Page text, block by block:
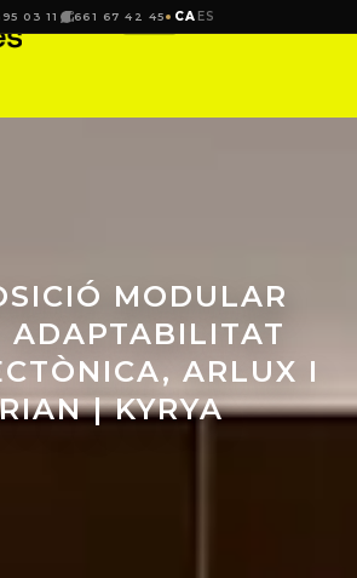
03 11 661 67 42 45 CA ES
MODULAR
ADAPTABILITAT
ARLUX I
| KYRYA